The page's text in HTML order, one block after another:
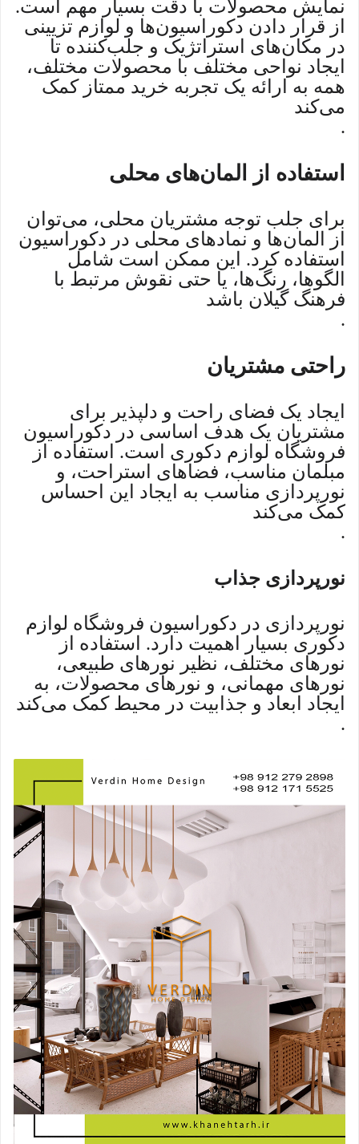
نمایش محصولات با دقت بسیار مهم است.
از قرار دادن دکوراسیون‌ها و لوازم تزیینی
در مکان‌های استراتژیک و جلب‌کننده تا
ایجاد نواحی مختلف با محصولات مختلف،
همه به ارائه یک تجربه خرید ممتاز کمک
می‌کند
.
استفاده از المان‌های محلی
برای جلب توجه مشتریان محلی، می‌توان
از المان‌ها و نمادهای محلی در دکوراسیون
استفاده کرد. این ممکن است شامل
الگوها، رنگ‌ها، یا حتی نقوش مرتبط با
فرهنگ گیلان باشد
.
راحتی مشتریان
ایجاد یک فضای راحت و دلپذیر برای
مشتریان یک هدف اساسی در دکوراسیون
فروشگاه لوازم دکوری است. استفاده از
مبلمان مناسب، فضاهای استراحت، و
نورپردازی مناسب به ایجاد این احساس
کمک می‌کند
.
نورپردازی جذاب
نورپردازی در دکوراسیون فروشگاه لوازم
دکوری بسیار اهمیت دارد. استفاده از
نورهای مختلف، نظیر نورهای طبیعی،
نورهای مهمانی، و نورهای محصولات، به
ایجاد ابعاد و جذابیت در محیط کمک می‌کند
.